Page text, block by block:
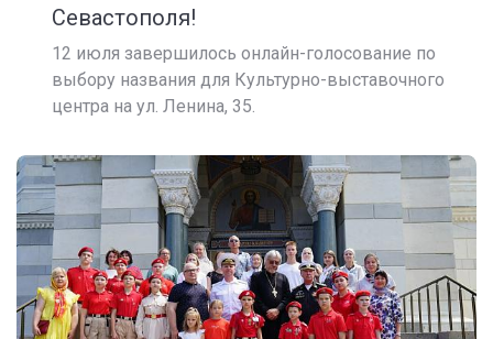
Севастополя!
12 июля завершилось онлайн-голосование по
выбору названия для Культурно-выставочного
центра на ул. Ленина, 35.